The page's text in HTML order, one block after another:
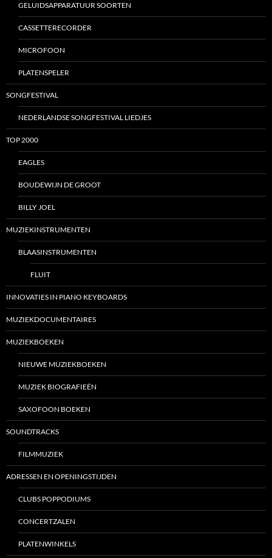
GELUIDSAPPARATUUR SOORTEN
CASSETTERECORDER
MICROFOON
PLATENSPELER
SONGFESTIVAL
NEDERLANDSE SONGFESTIVAL LIEDJES
TOP 2000
EAGLES
BOUDEWIJN DE GROOT
BILLY JOEL
MUZIEKINSTRUMENTEN
BLAASINSTRUMENTEN
FLUIT
INNOVATIES IN PIANO KEYBOARDS
MUZIEKDOCUMENTAIRES
MUZIEKBOEKEN
NIEUWE MUZIEKBOEKEN
MUZIEK BIOGRAFIEËN
SAXOFOON BOEKEN
SOUNDTRACKS
FILMMUZIEK
ADRESSEN EN OPENINGSTIJDEN
CLUBS POPPODIUMS
CONCERTZALEN
PLATENWINKELS